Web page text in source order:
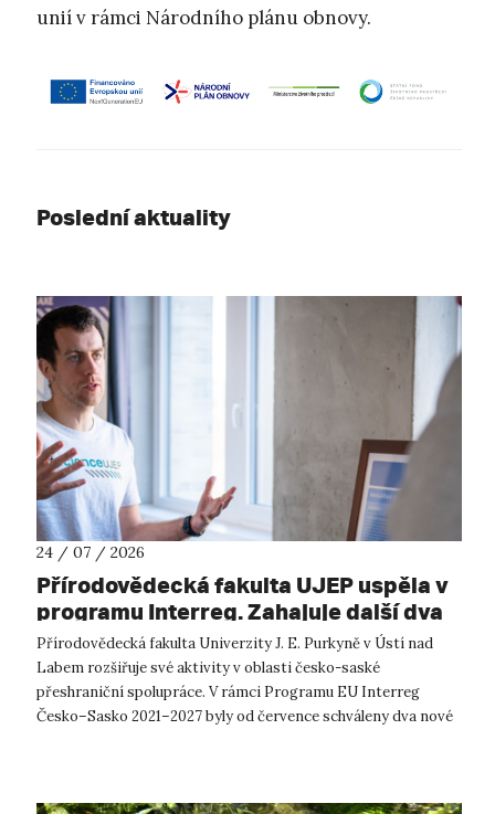
unií v rámci Národního plánu obnovy.
Poslední aktuality
24 / 07 / 2026
Přírodovědecká fakulta UJEP uspěla v
programu Interreg. Zahajuje další dva
přeshraniční projekty se saskými
partnery
Přírodovědecká fakulta Univerzity J. E. Purkyně v Ústí nad
Labem rozšiřuje své aktivity v oblasti česko-saské
přeshraniční spolupráce. V rámci Programu EU Interreg
Česko–Sasko 2021–2027 byly od července schváleny dva nové